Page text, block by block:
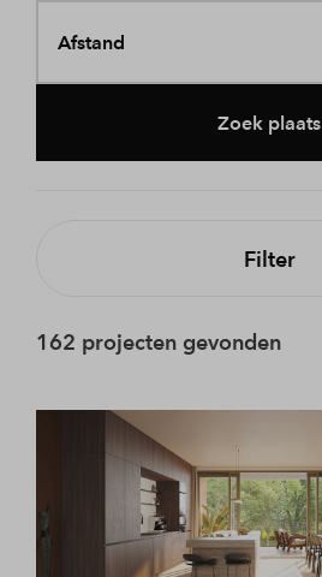
Afstand
Zoek plaats
Filter
162 projecten gevonden